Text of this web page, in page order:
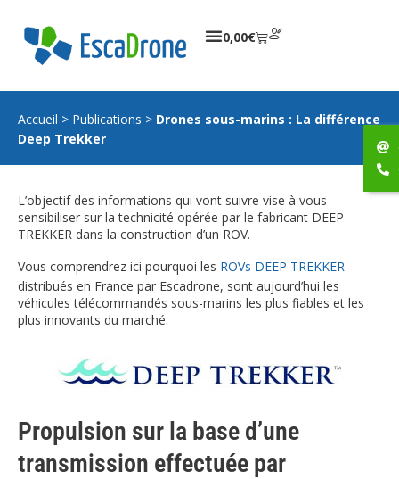
0,00€
Accueil > Publications > Drones sous-marins : La différence
Deep Trekker
L’objectif des informations qui vont suivre vise à vous
sensibiliser sur la technicité opérée par le fabricant DEEP
TREKKER dans la construction d’un ROV.
Vous comprendrez ici pourquoi les ROVs DEEP TREKKER
distribués en France par Escadrone, sont aujourd’hui les
véhicules télécommandés sous-marins les plus fiables et les
plus innovants du marché.
Propulsion sur la base d’une
transmission effectuée par